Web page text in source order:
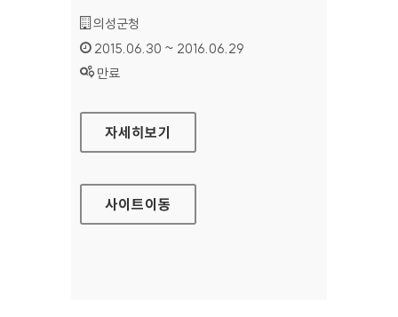
기관명 :
의성군청
인증기간 :
2015.06.30 ~ 2016.06.29
상태 :
만료
의성군청 홈페이지
자세히보기
사이트이동